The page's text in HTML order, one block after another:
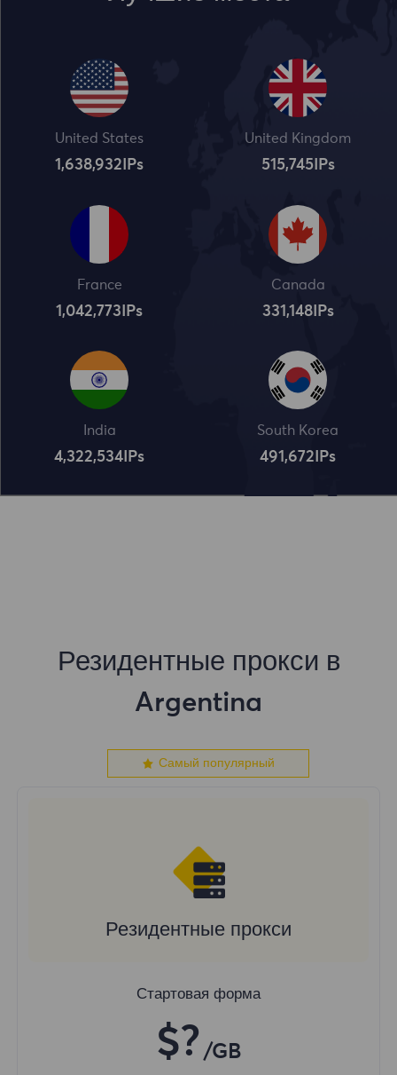
United States
1,638,932 IPs
United Kingdom
515,745IPs
France
1,042,773 IPs
Canada
331,148IPs
India
4,322,534 IPs
South Korea
491,672 IPs
Резидентные прокси в
Argentina
Самый популярный
Резидентные прокси
Стартовая форма
$? /GB